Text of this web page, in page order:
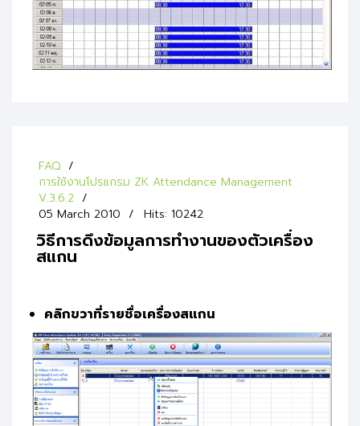
FAQ
การใช้งานโปรแกรม ZK Attendance Management
V.3.6.2
05 March 2010
Hits: 10242
วิธีการดึงข้อมูลการทำงานของตัวเครื่อง
สแกน
คลิกขวาที่รายชื่อเครื่องสแกน